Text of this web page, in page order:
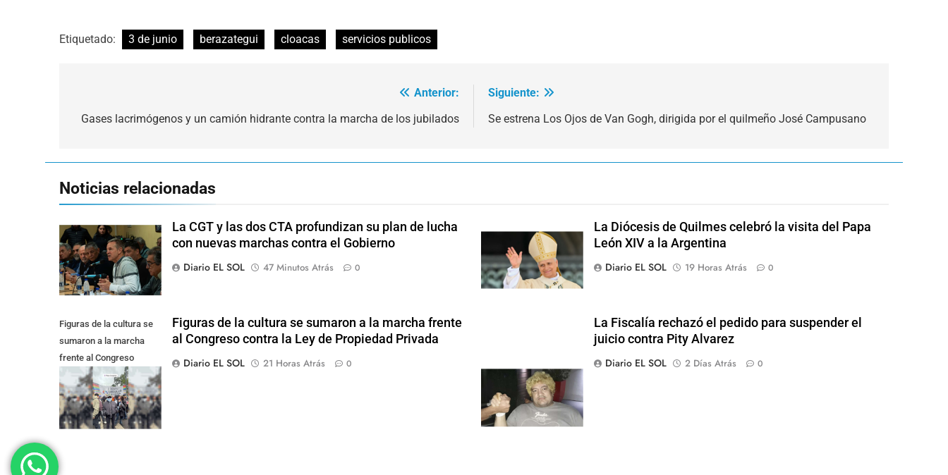
Etiquetado: 3 de junio berazategui cloacas servicios publicos
de
Anterior:
Gases lacrimógenos y un camión hidrante contra la marcha de los jubilados
Siguiente:
Se estrena Los Ojos de Van Gogh, dirigida por el quilmeño José Campusano
Noticias relacionadas
La CGT y las dos CTA profundizan su plan de lucha
con nuevas marchas contra el Gobierno
Diario EL SOL
47 Minutos Atrás 0
La Diócesis de Quilmes celebró la visita del Papa
León XIV a la Argentina
Diario EL SOL
19 Horas Atrás 0
Figuras de la cultura se
sumaron a la marcha
frente al Congreso
contra la Ley de
Propiedad Privada
Figuras de la cultura se sumaron a la marcha frente
al Congreso contra la Ley de Propiedad Privada
Diario EL SOL
21 Horas Atrás 0
La Fiscalía rechazó el pedido para suspender el
juicio contra Pity Alvarez
Diario EL SOL
2 Días Atrás 0